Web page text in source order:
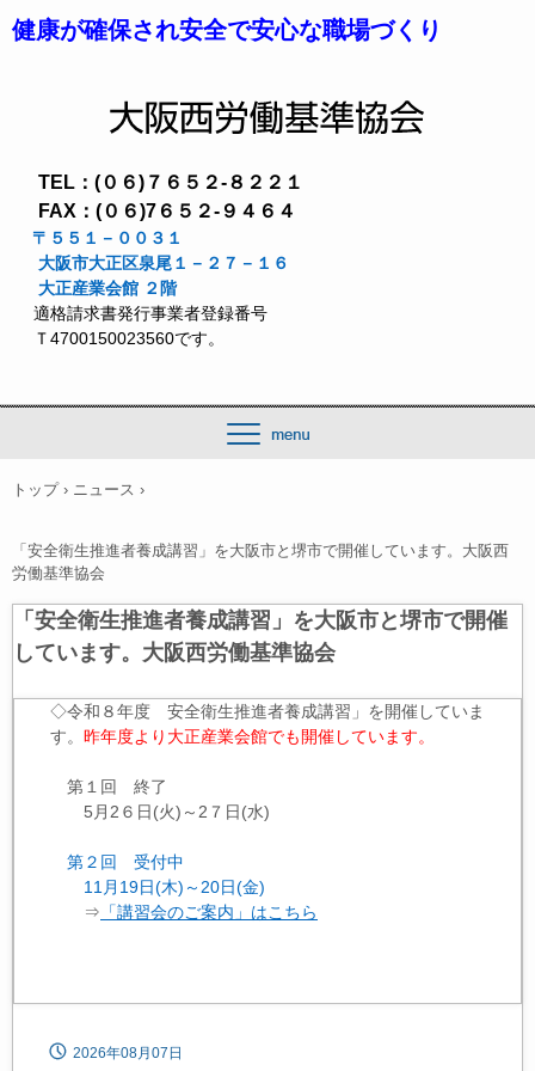
健康が確保され安全で安心な職場づくり
TEL：(０６)７６５２-８２２１
FAX：(０６)7６５２-９４６４
〒５５１－００３１
大阪市大正区泉尾１－２７－１６
大正産業会館 ２階
適格請求書発行事業者登録番号
Ｔ4700150023560です。
トップ › ニュース ›
「安全衛生推進者養成講習」を大阪市と堺市で開催しています。大阪西
労働基準協会
「安全衛生推進者養成講習」を大阪市と堺市で開催
しています。大阪西労働基準協会
◇令和８年度 安全衛生推進者養成講習」を開催していま
す。 昨年度より大正産業会館でも開催しています。
第１回 終了
5月2６日(火)～2７日(水)
第２回 受付中
11月19日(木)～20日(金)
⇒ 「講習会のご案内」はこちら
2026年08月07日